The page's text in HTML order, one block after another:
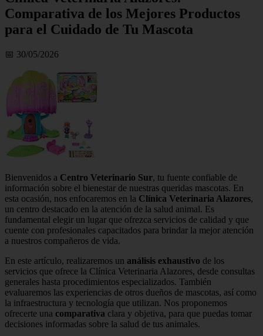
Comparativa de los Mejores Productos
para el Cuidado de Tu Mascota
📅 30/05/2026
Bienvenidos a Centro Veterinario Sur, tu fuente confiable de
información sobre el bienestar de nuestras queridas mascotas. En
esta ocasión, nos enfocaremos en la Clínica Veterinaria Alazores,
un centro destacado en la atención de la salud animal. Es
fundamental elegir un lugar que ofrezca servicios de calidad y que
cuente con profesionales capacitados para brindar la mejor atención
a nuestros compañeros de vida.
En este artículo, realizaremos un análisis exhaustivo de los
servicios que ofrece la Clínica Veterinaria Alazores, desde consultas
generales hasta procedimientos especializados. También
evaluaremos las experiencias de otros dueños de mascotas, así como
la infraestructura y tecnología que utilizan. Nos proponemos
ofrecerte una comparativa clara y objetiva, para que puedas tomar
decisiones informadas sobre la salud de tus animales.